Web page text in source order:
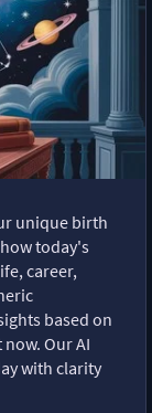
unique birth
today's
career,
based on
Our AI
with clarity